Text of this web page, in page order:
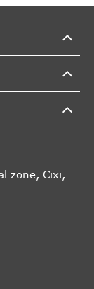
zone, Cixi,